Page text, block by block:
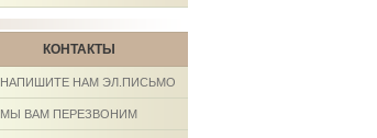
КОНТАКТЫ
НАПИШИТЕ НАМ ЭЛ.ПИСЬМО
МЫ ВАМ ПЕРЕЗВОНИМ